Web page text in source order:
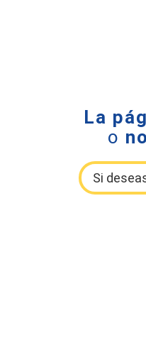
La
o
Si